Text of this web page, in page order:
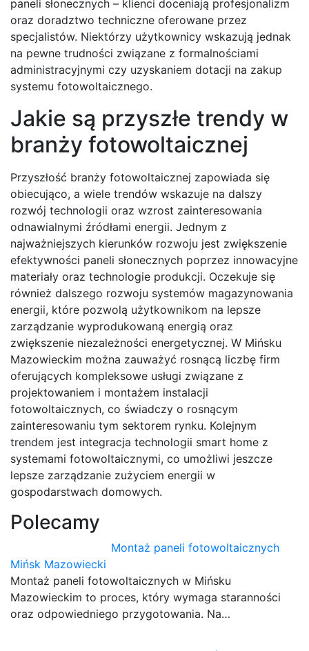
paneli słonecznych – klienci doceniają profesjonalizm
oraz doradztwo techniczne oferowane przez
specjalistów. Niektórzy użytkownicy wskazują jednak
na pewne trudności związane z formalnościami
administracyjnymi czy uzyskaniem dotacji na zakup
systemu fotowoltaicznego.
Jakie są przyszłe trendy w
branży fotowoltaicznej
Przyszłość branży fotowoltaicznej zapowiada się
obiecująco, a wiele trendów wskazuje na dalszy
rozwój technologii oraz wzrost zainteresowania
odnawialnymi źródłami energii. Jednym z
najważniejszych kierunków rozwoju jest zwiększenie
efektywności paneli słonecznych poprzez innowacyjne
materiały oraz technologie produkcji. Oczekuje się
również dalszego rozwoju systemów magazynowania
energii, które pozwolą użytkownikom na lepsze
zarządzanie wyprodukowaną energią oraz
zwiększenie niezależności energetycznej. W Mińsku
Mazowieckim można zauważyć rosnącą liczbę firm
oferujących kompleksowe usługi związane z
projektowaniem i montażem instalacji
fotowoltaicznych, co świadczy o rosnącym
zainteresowaniu tym sektorem rynku. Kolejnym
trendem jest integracja technologii smart home z
systemami fotowoltaicznymi, co umożliwi jeszcze
lepsze zarządzanie zużyciem energii w
gospodarstwach domowych.
Polecamy
Montaż paneli fotowoltaicznych
Mińsk Mazowiecki
Montaż paneli fotowoltaicznych w Mińsku
Mazowieckim to proces, który wymaga staranności
oraz odpowiedniego przygotowania. Na…